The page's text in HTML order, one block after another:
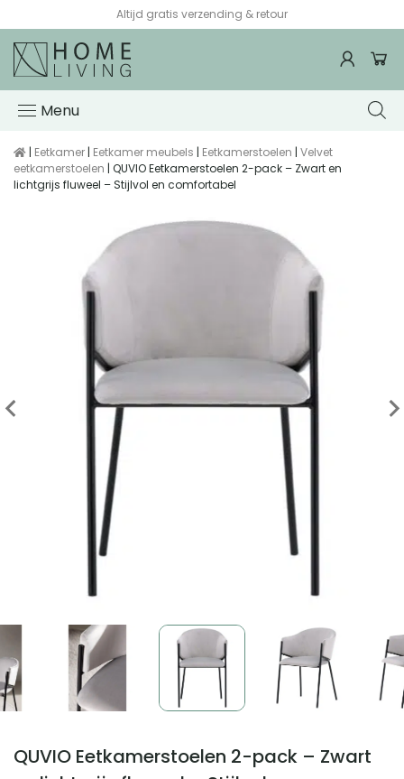
Altijd gratis verzending & retour
Menu
| Eetkamer | Eetkamer meubels | Eetkamerstoelen | Velvet
eetkamerstoelen | QUVIO Eetkamerstoelen 2-pack – Zwart en
lichtgrijs fluweel – Stijlvol en comfortabel
QUVIO Eetkamerstoelen 2-pack – Zwart